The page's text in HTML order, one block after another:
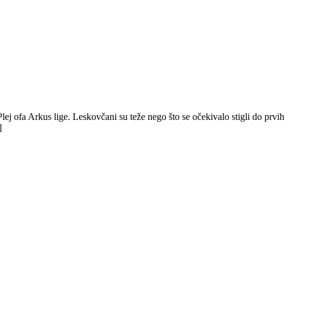
ofa Arkus lige. Leskovčani su teže nego što se očekivalo stigli do prvih